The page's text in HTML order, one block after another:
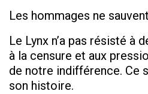
Les hommages ne
Le Lynx n’a pas résisté à
à la censure et aux
de notre indifférence. Ce
son histoire.